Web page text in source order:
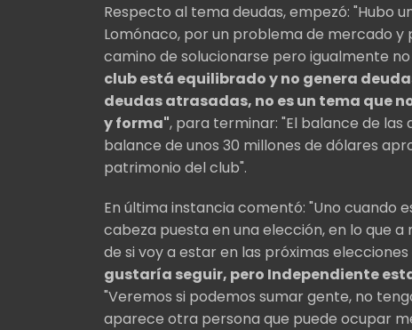
Respecto al tema deudas, empezó: "Hubo
Lomónaco, por un problema de mercado
camino de solucionarse pero igualmente
club está equilibrado y no genera
deudas atrasadas, no es un tema que
y forma", para terminar: "El balance de las
balance de unos 30 millones de dólares
patrimonio del club".
En última instancia comentó: "Uno cuando
cabeza puesta en una elección, en lo que
de si voy a estar en las próximas
gustaría seguir, pero Independiente
"Veremos si podemos sumar gente, no
aparece otra persona que puede ocupar